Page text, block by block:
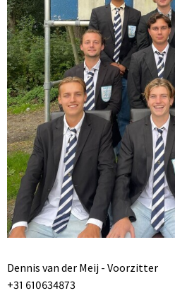
Dennis van der Meij - Voorzitter
+31 610634873